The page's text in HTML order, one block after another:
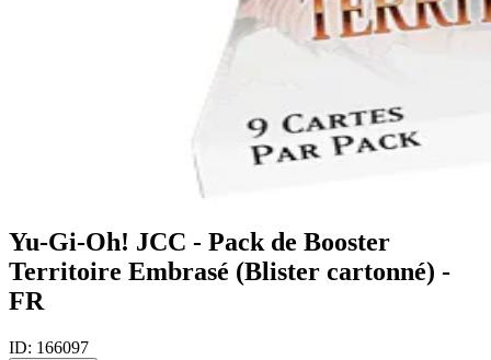
Yu-Gi-Oh! JCC - Pack de Booster
Territoire Embrasé (Blister cartonné) -
FR
ID: 166097